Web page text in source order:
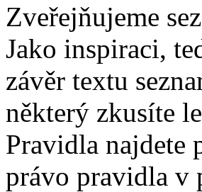
Zveřejňujeme
Jako inspiraci,
závěr textu
některý zkusíte
Pravidla najdete
právo pravidla v